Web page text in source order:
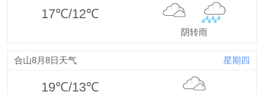
17℃/12℃
阴转雨
合山8月8日天气 星期四
19℃/13℃